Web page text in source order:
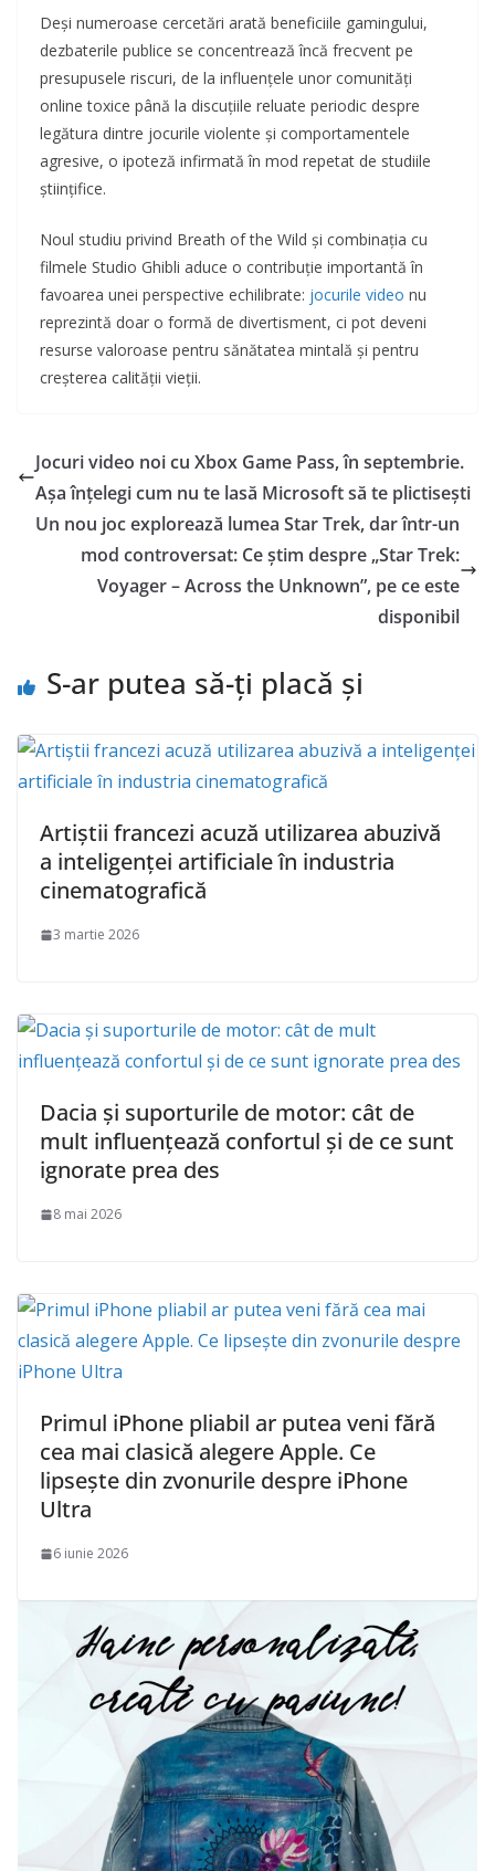
Deși numeroase cercetări arată beneficiile gamingului,
dezbaterile publice se concentrează încă frecvent pe
presupusele riscuri, de la influențele unor comunități
online toxice până la discuțiile reluate periodic despre
legătura dintre jocurile violente și comportamentele
agresive, o ipoteză infirmată în mod repetat de studiile
științifice.
Noul studiu privind Breath of the Wild și combinația cu
filmele Studio Ghibli aduce o contribuție importantă în
favoarea unei perspective echilibrate: jocurile video nu
reprezintă doar o formă de divertisment, ci pot deveni
resurse valoroase pentru sănătatea mintală și pentru
creșterea calității vieții.
Jocuri video noi cu Xbox Game Pass, în septembrie.
Așa înțelegi cum nu te lasă Microsoft să te plictisești
Un nou joc explorează lumea Star Trek, dar într-un
mod controversat: Ce știm despre „Star Trek:
Voyager – Across the Unknown”, pe ce este
disponibil
S-ar putea să-ți placă și
Artiștii francezi acuză utilizarea abuzivă
a inteligenței artificiale în industria
cinematografică
3 martie 2026
Dacia și suporturile de motor: cât de
mult influențează confortul și de ce sunt
ignorate prea des
8 mai 2026
Primul iPhone pliabil ar putea veni fără
cea mai clasică alegere Apple. Ce
lipsește din zvonurile despre iPhone
Ultra
6 iunie 2026